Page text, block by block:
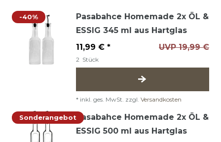
-40%
Pasabahce Homemade 2x ÖL &
ESSIG 345 ml aus Hartglas
UVP 19,99 €
11,99 € *
2 Stück
* inkl. ges. MwSt. zzgl. Versandkosten
SonderangebotPasabahce Homemade 2x ÖL &
ESSIG 500 ml aus Hartglas